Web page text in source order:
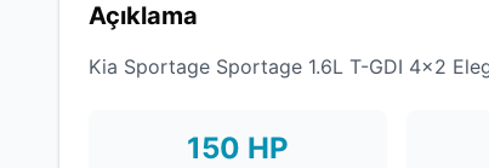
Açıklama
Kia Sportage Sportage 1.6L T-GDI 4x2
150 HP